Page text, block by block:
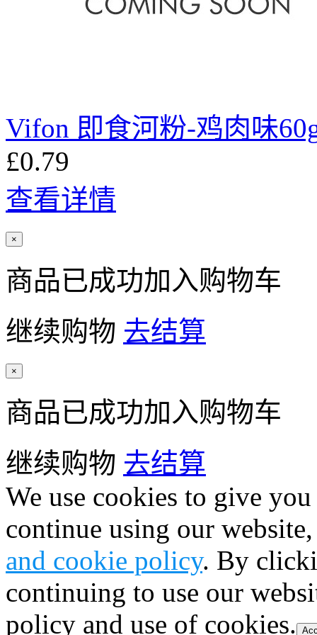
Vifon 即食河粉-鸡肉味
£0.79
查看详情
×
商品已成功加入购物车
继续购物 去结算
×
商品已成功加入购物车
继续购物 去结算
We use cookies to give
continue using our
and cookie policy. By
continuing to use our
policy and use of cookies.